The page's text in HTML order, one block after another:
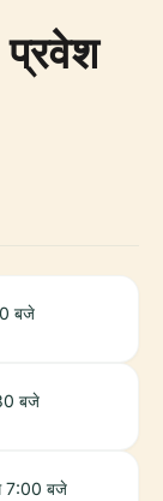
बजे
बजे
7:00 बजे